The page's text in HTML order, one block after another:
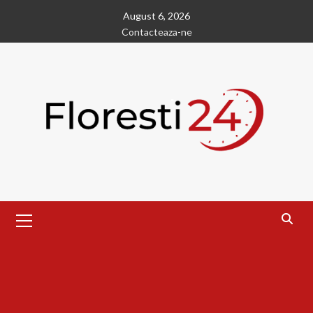
content
August 6, 2026
Contacteaza-ne
Menu